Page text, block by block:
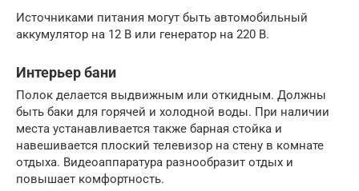
Источниками питания могут быть автомобильный
аккумулятор на 12 В или генератор на 220 В.
Интерьер бани
Полок делается выдвижным или откидным. Должны
быть баки для горячей и холодной воды. При наличии
места устанавливается также барная стойка и
навешивается плоский телевизор на стену в комнате
отдыха. Видеоаппаратура разнообразит отдых и
повышает комфортность.